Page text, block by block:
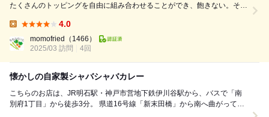
たくさんのトッピングを自由に組み合わせることができ、飽きない。そし
気も大好きです。 オムカレー、特大フィッシュトッピング、激辛 ここの
オムカレーが...
4.0
momofried
（1466）
2025/03 訪問
4回
懐かしの自家製シャバシャバカレー
こちらのお店は、JR明石駅・神戸市営地下鉄伊川谷駅から、バスで「南
別府1丁目」から徒歩3分。 県道16号線「新末田橋」から南へ曲がって約